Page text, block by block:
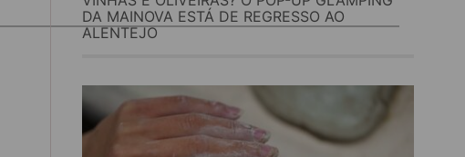
DA MAINOVA ESTÁ DE REGRESSO AO
ALENTEJO